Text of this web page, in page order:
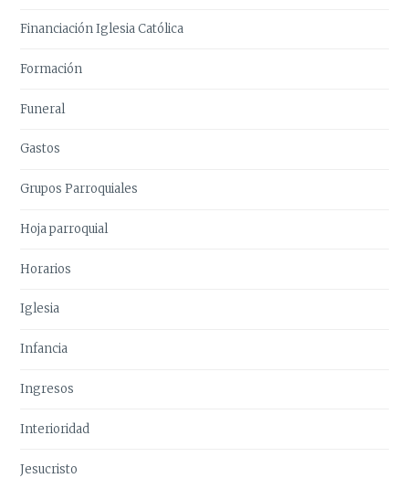
Financiación Iglesia Católica
Formación
Funeral
Gastos
Grupos Parroquiales
Hoja parroquial
Horarios
Iglesia
Infancia
Ingresos
Interioridad
Jesucristo